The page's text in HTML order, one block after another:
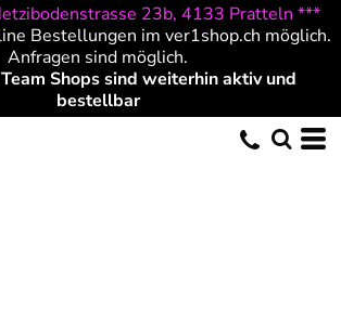
23b, 4133 Pratteln ***
Bestellungen im ver1shop.ch möglich.
Anfragen sind möglich.
Shops sind weiterhin aktiv und
bestellbar